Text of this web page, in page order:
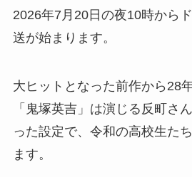
2026年7月20日の夜10時から
送が始まります。
大ヒットとなった前作から28
「鬼塚英吉」は演じる反町さ
った設定で、令和の高校生た
ます。